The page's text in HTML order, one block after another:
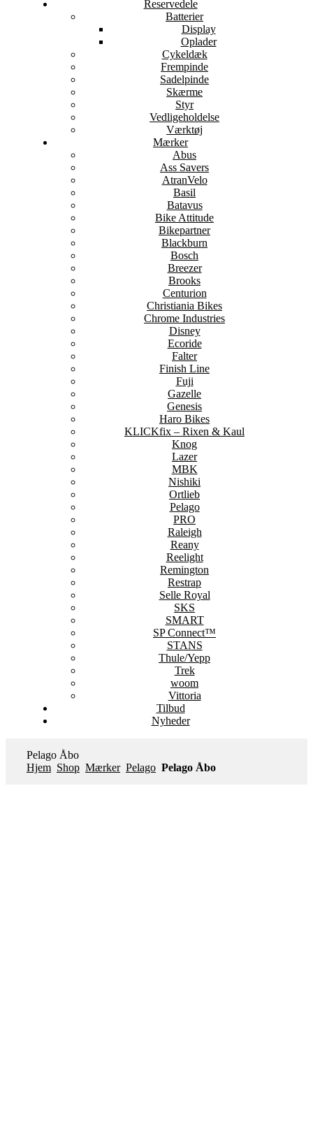
Reservedele
Batterier
Display
Oplader
Cykeldæk
Frempinde
Sadelpinde
Skærme
Styr
Vedligeholdelse
Værktøj
Mærker
Abus
Ass Savers
AtranVelo
Basil
Batavus
Bike Attitude
Bikepartner
Blackburn
Bosch
Breezer
Brooks
Centurion
Christiania Bikes
Chrome Industries
Disney
Ecoride
Falter
Finish Line
Fuji
Gazelle
Genesis
Haro Bikes
KLICKfix – Rixen & Kaul
Knog
Lazer
MBK
Nishiki
Ortlieb
Pelago
PRO
Raleigh
Reany
Reelight
Remington
Restrap
Selle Royal
SKS
SMART
SP Connect™
STANS
Thule/Yepp
Trek
woom
Vittoria
Tilbud
Nyheder
Pelago Åbo
Hjem Shop Mærker Pelago Pelago Åbo